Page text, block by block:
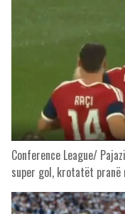
Conference League/
super gol, krotatët pranë